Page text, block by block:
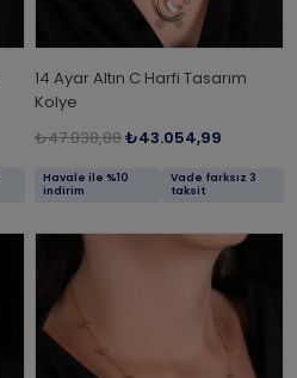
14 Ayar Altın C Harfi Tasarım
Kolye
₺47.838,88₺43.054,99
Havale ile %10
indirim
Vade farksız 3
taksit